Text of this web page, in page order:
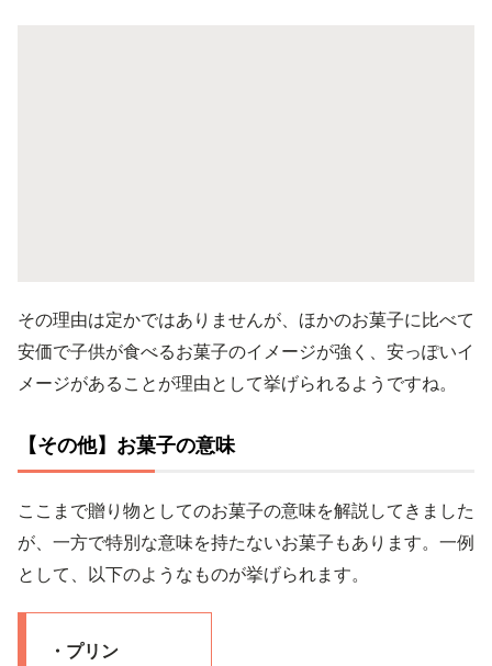
その理由は定かではありませんが、ほかのお菓子に比べて
安価で子供が食べるお菓子のイメージが強く、安っぽいイ
メージがあることが理由として挙げられるようですね。
【その他】お菓子の意味
ここまで贈り物としてのお菓子の意味を解説してきました
が、一方で特別な意味を持たないお菓子もあります。一例
として、以下のようなものが挙げられます。
・プリン